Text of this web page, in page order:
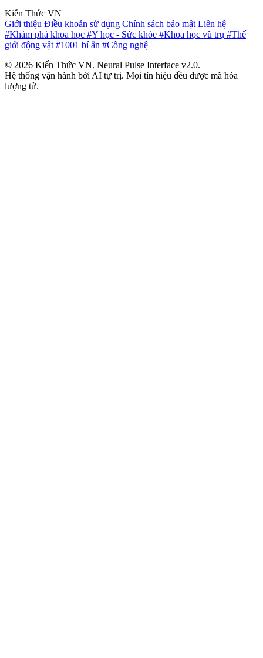
Kiến Thức VN
Giới thiệu Điều khoản sử dụng Chính sách bảo mật Liên hệ
#Khám phá khoa học #Y học - Sức khỏe #Khoa học vũ trụ #Thế
giới động vật #1001 bí ẩn #Công nghệ
© 2026 Kiến Thức VN. Neural Pulse Interface v2.0.
Hệ thống vận hành bởi AI tự trị. Mọi tín hiệu đều được mã hóa
lượng tử.